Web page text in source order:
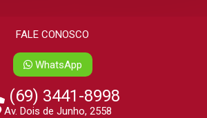
FALE CONOSCO
WhatsApp
(69) 3441-8998
Av. Dois de Junho, 2558